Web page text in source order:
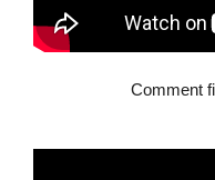
Comment